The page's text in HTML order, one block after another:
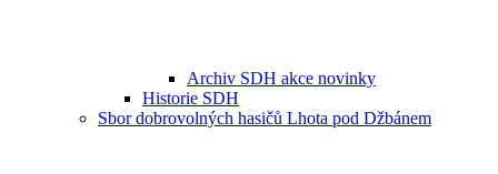
Archiv SDH akce novinky
Historie SDH
Sbor dobrovolných hasičů Lhota pod Džbánem